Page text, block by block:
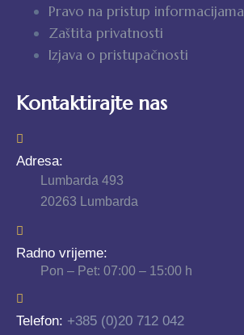
Pravo na pristup informacijama
Zaštita privatnosti
Izjava o pristupačnosti
Kontaktirajte nas
Adresa:
Lumbarda 493
20263 Lumbarda
Radno vrijeme:
Pon – Pet: 07:00 – 15:00 h
Telefon: +385 (0)20 712 042